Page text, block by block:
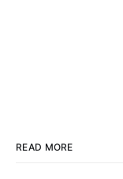
READ MORE